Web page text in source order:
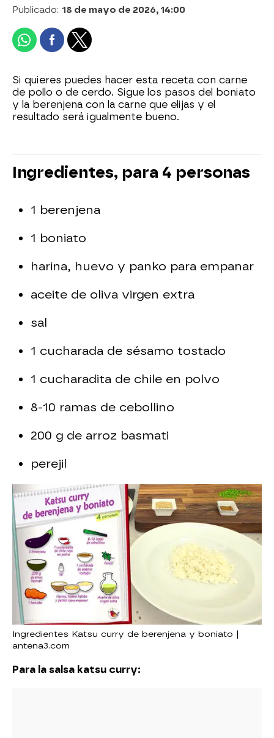
Publicado: 18 de mayo de 2026, 14:00
Si quieres puedes hacer esta receta con carne
de pollo o de cerdo. Sigue los pasos del boniato
y la berenjena con la carne que elijas y el
resultado será igualmente bueno.
Ingredientes, para 4 personas
1 berenjena
1 boniato
harina, huevo y panko para empanar
aceite de oliva virgen extra
sal
1 cucharada de sésamo tostado
1 cucharadita de chile en polvo
8-10 ramas de cebollino
200 g de arroz basmati
perejil
Ingredientes Katsu curry de berenjena y boniato |
antena3.com
Para la salsa katsu curry: